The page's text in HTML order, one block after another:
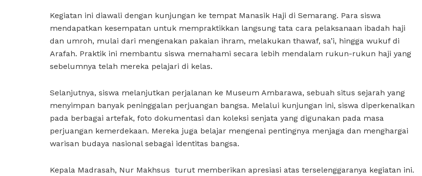
Kegiatan ini diawali dengan kunjungan ke tempat Manasik Haji di Semarang. Para siswa
mendapatkan kesempatan untuk mempraktikkan langsung tata cara pelaksanaan ibadah haji
dan umroh, mulai dari mengenakan pakaian ihram, melakukan thawaf, sa’i, hingga wukuf di
Arafah. Praktik ini membantu siswa memahami secara lebih mendalam rukun-rukun haji yang
sebelumnya telah mereka pelajari di kelas.
Selanjutnya, siswa melanjutkan perjalanan ke Museum Ambarawa, sebuah situs sejarah yang
menyimpan banyak peninggalan perjuangan bangsa. Melalui kunjungan ini, siswa diperkenalkan
pada berbagai artefak, foto dokumentasi dan koleksi senjata yang digunakan pada masa
perjuangan kemerdekaan. Mereka juga belajar mengenai pentingnya menjaga dan menghargai
warisan budaya nasional sebagai identitas bangsa.
Kepala Madrasah, Nur Makhsus turut memberikan apresiasi atas terselenggaranya kegiatan ini.